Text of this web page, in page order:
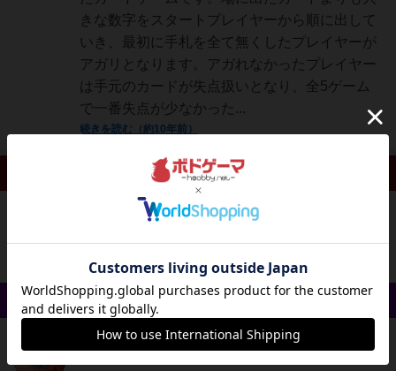
きな数字をスタートプレイヤーから順に出して
いき、最初に手札を全て無くしたプレイヤーが
アガリとなります。アガれなかったプレイヤー
は手元のカードが失点扱いとなり、全5ゲーム
で一番失点が少なかった...
続きを読む（約10年前）
戦略やコツ 2件
202名 2名 0